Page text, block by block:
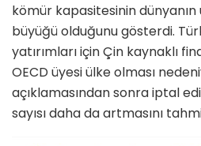
kömür kapasitesinin dünyanın
büyüğü olduğunu gösterdi.
yatırımları için Çin kaynaklı
OECD üyesi ülke olması
açıklamasından sonra iptal
sayısı daha da artmasını